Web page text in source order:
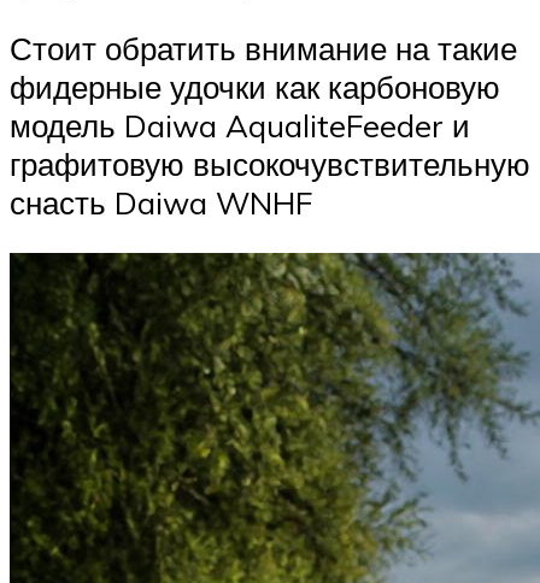
Стоит обратить внимание на такие
фидерные удочки как карбоновую
модель Daiwa AqualiteFeeder и
графитовую высокочувствительную
снасть Daiwa WNHF